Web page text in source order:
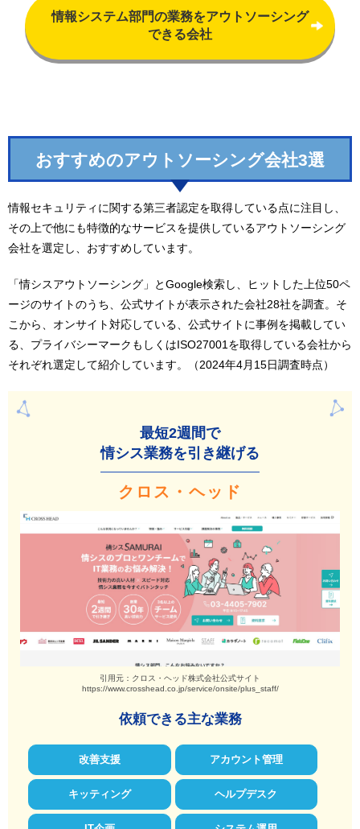
情報システム部門の業務をアウトソーシング
できる会社
おすすめのアウトソーシング会社3選
情報セキュリティに関する第三者認定を取得している点に注目し、
その上で他にも特徴的なサービスを提供しているアウトソーシング
会社を選定し、おすすめしています。
「情シスアウトソーシング」とGoogle検索し、ヒットした上位50ペ
ージのサイトのうち、公式サイトが表示された会社28社を調査。そ
こから、オンサイト対応している、公式サイトに事例を掲載してい
る、プライバシーマークもしくはISO27001を取得している会社から
それぞれ選定して紹介しています。（2024年4月15日調査時点）
最短2週間で
情シス業務を引き継げる
クロス・ヘッド
引用元：クロス・ヘッド株式会社公式サイト
https://www.crosshead.co.jp/service/onsite/plus_staff/
依頼できる主な業務
改善支援 アカウント管理
キッティング ヘルプデスク